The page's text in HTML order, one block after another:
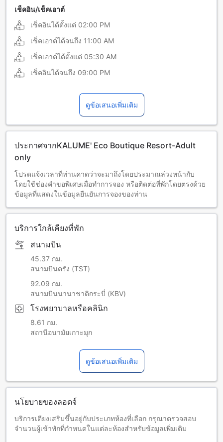
เช็คอิน/เช็คเอาต์
เช็คอินได้ตั้งแต่ 02:00 PM
เช็คเอาต์ได้จนถึง 11:00 AM
เช็คเอาต์ได้ตั้งแต่ 05:30 AM
เช็คอินได้จนถึง 09:00 PM
ดูข้อเสนอเพิ่มเติม
ประกาศจากKALUME' Eco Boutique Resort-Adult
only
โปรดแจ้งเวลาที่ท่านคาดว่าจะมาถึงโดยประมาณล่วงหน้ากับ
โดยใช้ช่องคำขอพิเศษเมื่อทำการจอง หรือติดต่อที่พักโดยตรงด้วย
ข้อมูลที่แสดงในข้อมูลยืนยันการจองของท่าน
บริการใกล้เคียงที่พัก
สนามบิน
45.37 กม.
สนามบินตรัง (TST)
92.09 กม.
สนามบินนานาชาติกระบี่ (KBV)
โรงพยาบาลหรือคลินิก
8.61 กม.
สถานีอนามัยเกาะมุก
ดูข้อเสนอเพิ่มเติม
นโยบายของลอดจ์
บริการเตียงเสริมขึ้นอยู่กับประเภทห้องที่เลือก กรุณาตรวจสอบ
จำนวนผู้เข้าพักที่กำหนดในแต่ละห้องสำหรับข้อมูลเพิ่มเติม